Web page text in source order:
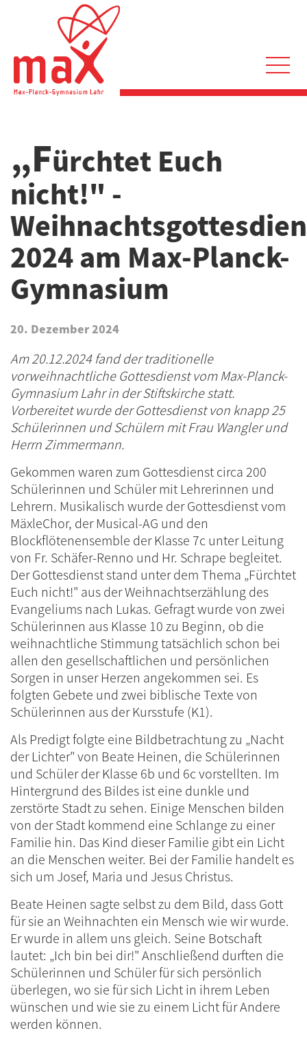
Hauptnavigation
„Fürchtet Euch
nicht!" -
2024 am Max-Planck-
Gymnasium
20. Dezember 2024
Am 20.12.2024 fand der traditionelle
vorweihnachtliche Gottesdienst vom Max-Planck-
Gymnasium Lahr in der Stiftskirche statt.
Vorbereitet wurde der Gottesdienst von knapp 25
Schülerinnen und Schülern mit Frau Wangler und
Herrn Zimmermann.
Gekommen waren zum Gottesdienst circa 200
Schülerinnen und Schüler mit Lehrerinnen und
Lehrern. Musikalisch wurde der Gottesdienst vom
MäxleChor, der Musical-AG und den
Blockflötenensemble der Klasse 7c unter Leitung
von Fr. Schäfer-Renno und Hr. Schrape begleitet.
Der Gottesdienst stand unter dem Thema „Fürchtet
Euch nicht!" aus der Weihnachtserzählung des
Evangeliums nach Lukas. Gefragt wurde von zwei
Schülerinnen aus Klasse 10 zu Beginn, ob die
weihnachtliche Stimmung tatsächlich schon bei
allen den gesellschaftlichen und persönlichen
Sorgen in unser Herzen angekommen sei. Es
folgten Gebete und zwei biblische Texte von
Schülerinnen aus der Kursstufe (K1).
Als Predigt folgte eine Bildbetrachtung zu „Nacht
der Lichter" von Beate Heinen, die Schülerinnen
und Schüler der Klasse 6b und 6c vorstellten. Im
Hintergrund des Bildes ist eine dunkle und
zerstörte Stadt zu sehen. Einige Menschen bilden
von der Stadt kommend eine Schlange zu einer
Familie hin. Das Kind dieser Familie gibt ein Licht
an die Menschen weiter. Bei der Familie handelt es
sich um Josef, Maria und Jesus Christus.
Beate Heinen sagte selbst zu dem Bild, dass Gott
für sie an Weihnachten ein Mensch wie wir wurde.
Er wurde in allem uns gleich. Seine Botschaft
lautet: „Ich bin bei dir!" Anschließend durften die
Schülerinnen und Schüler für sich persönlich
überlegen, wo sie für sich Licht in ihrem Leben
wünschen und wie sie zu einem Licht für Andere
werden können.